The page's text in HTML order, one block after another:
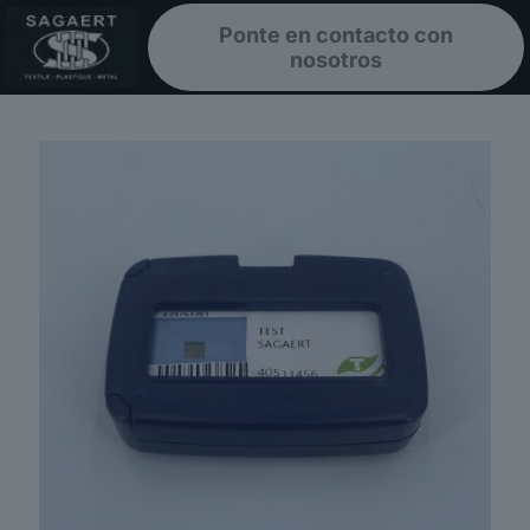
Ponte en contacto con
nosotros